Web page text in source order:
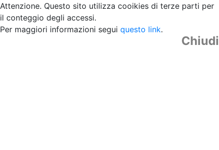
Attenzione. Questo sito utilizza cooikies di terze parti per
il conteggio degli accessi.
Per maggiori informazioni segui questo link.
Chiudi